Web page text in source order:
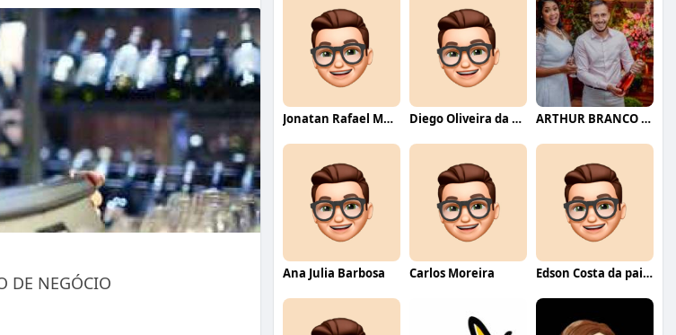
DE NEGÓCIO
Jonatan Rafael Mello Diego Oliveira da Motta ARTHUR BRANCO FERNANDES
Ana Julia Barbosa Carlos Moreira Edson Costa da paixão